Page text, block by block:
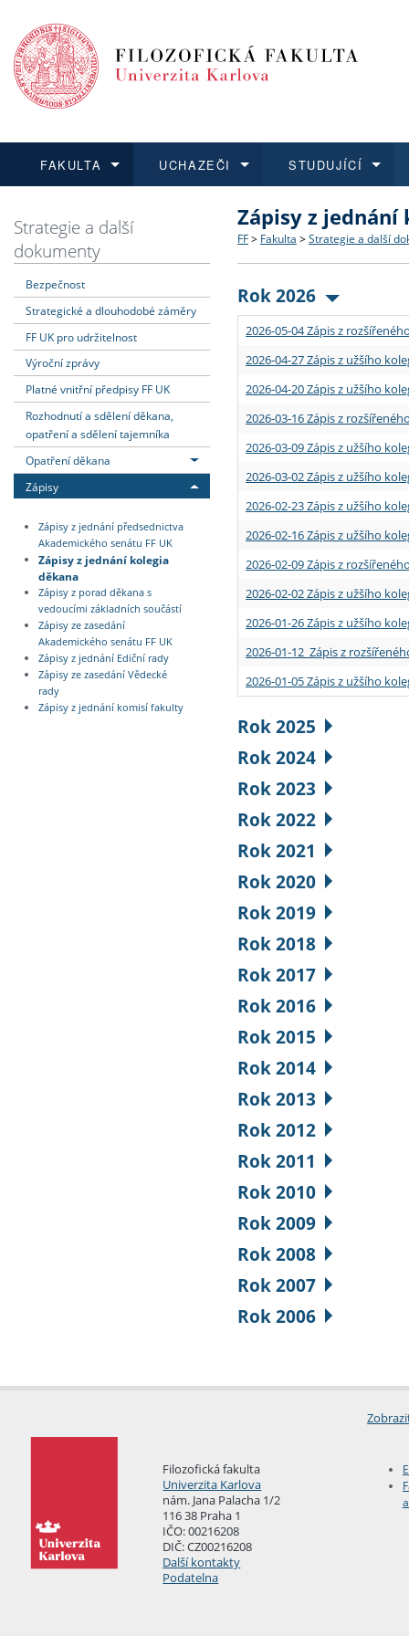
FAKULTA
Dozvědět se více
Struktura a historie
Strategie a další
Podpora a benefity pro
Absolventi fakulty
UCHAZEČI
Podat přihlášku
Co studovat a jak se
Učitelské studijní
Informace k průběhu
STUDUJÍCÍ
Dozvědět se více
Bakalářské a magisterské
Doktorské studium
Rigorózní řízení
Dozvědět se více
O vědě a výzkumu na FF
Akademické kvalifikace
Granty a projekty
Dozvědět se více
Aktuální nabídky a
Vyjíždějící studenti
Přijíždějící studenti
Vyjíždějící zaměstnanci
Strategie a další
dokumenty
Bezpečnost
Strategické a dlouhodobé záměry
FF UK pro udržitelnost
Výroční zprávy
Platné vnitřní předpisy FF UK
Rozhodnutí a sdělení děkana,
opatření a sdělení tajemníka
Opatření děkana
Zápisy
Zápisy z jednání předsednictva
Akademického senátu FF UK
Zápisy z jednání kolegia
děkana
Zápisy z porad děkana s
vedoucími základních součástí
Zápisy ze zasedání
Akademického senátu FF UK
Zápisy z jednání Ediční rady
Zápisy ze zasedání Vědecké
rady
Zápisy z jednání komisí fakulty
Zápisy z jednání
FF > Fakulta > Strategie a další
Rok 2026
2026-05-04 Zápis z
2026-04-27 Zápis z užšího
2026-04-20 Zápis z užšího
2026-03-16 Zápis z
2026-03-09 Zápis z užšího
2026-03-02 Zápis z užšího
2026-02-23 Zápis z užšího
2026-02-16 Zápis z užšího
2026-02-09 Zápis z
2026-02-02 Zápis z užšího
2026-01-26 Zápis z užšího
2026-01-12 Zápis z
2026-01-05 Zápis z užšího
Rok 2025
Rok 2024
Rok 2023
Rok 2022
Rok 2021
Rok 2020
Rok 2019
Rok 2018
Rok 2017
Rok 2016
Rok 2015
Rok 2014
Rok 2013
Rok 2012
Rok 2011
Rok 2010
Rok 2009
Rok 2008
Rok 2007
Rok 2006
Filozofická fakulta
Univerzita Karlova
nám. Jana Palacha 1/2
116 38 Praha 1
IČO: 00216208
DIČ: CZ00216208
Další kontakty
Podatelna